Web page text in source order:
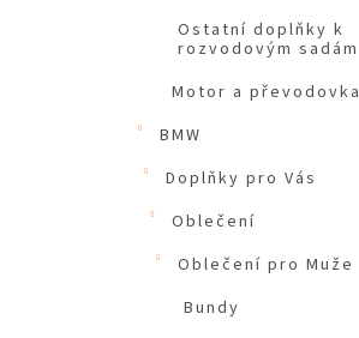
Ostatní doplňky k
rozvodovým sadám
Motor a převodovka
BMW
Doplňky pro Vás
Oblečení
Oblečení pro Muže
Bundy